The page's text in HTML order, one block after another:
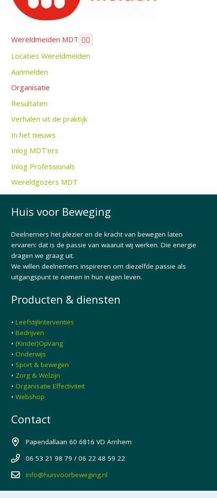
Wereldmeiden MDT
Locaties Wereldmeiden
Aanmelden
Organisatie
Resultaten
Verhalen uit de praktijk
In het nieuws
Inlog MDT’ers
Inlog Professionals
Wereldgozers MDT
Huis voor Beweging
Deelnemers het plezier en de kracht van bewegen laten
ervaren: dat is de passie van waaruit wij werken. Die energie
dragen we graag uit.
We willen deelnemers inspireren om diezelfde passie als
uitgangspunt te nemen in hun eigen leven.
Producten & diensten
• Leefstijlinterventies
• Bedrijven
• (Kinder)Opvang
• Onderwijs
• Sport & bewegen
• Zorg & Welzijn
• Organisatie Effectiviteit
• Webshop
Contact
Papendallaan 60 6816 VD Arnhem
06 53 21 98 79 / 06 22 48 59 22
info@huisvoorbeweging.nl